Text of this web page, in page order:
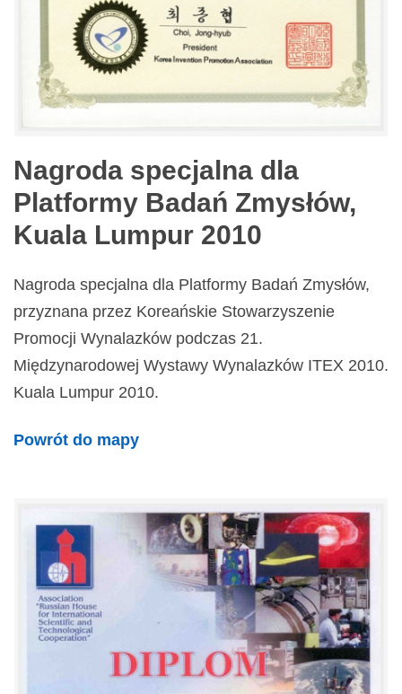
Nagroda specjalna dla
Platformy Badań Zmysłów,
Kuala Lumpur 2010
Nagroda specjalna dla Platformy Badań Zmysłów,
przyznana przez Koreańskie Stowarzyszenie
Promocji Wynalazków podczas 21.
Międzynarodowej Wystawy Wynalazków ITEX 2010.
Kuala Lumpur 2010.
Powrót do mapy